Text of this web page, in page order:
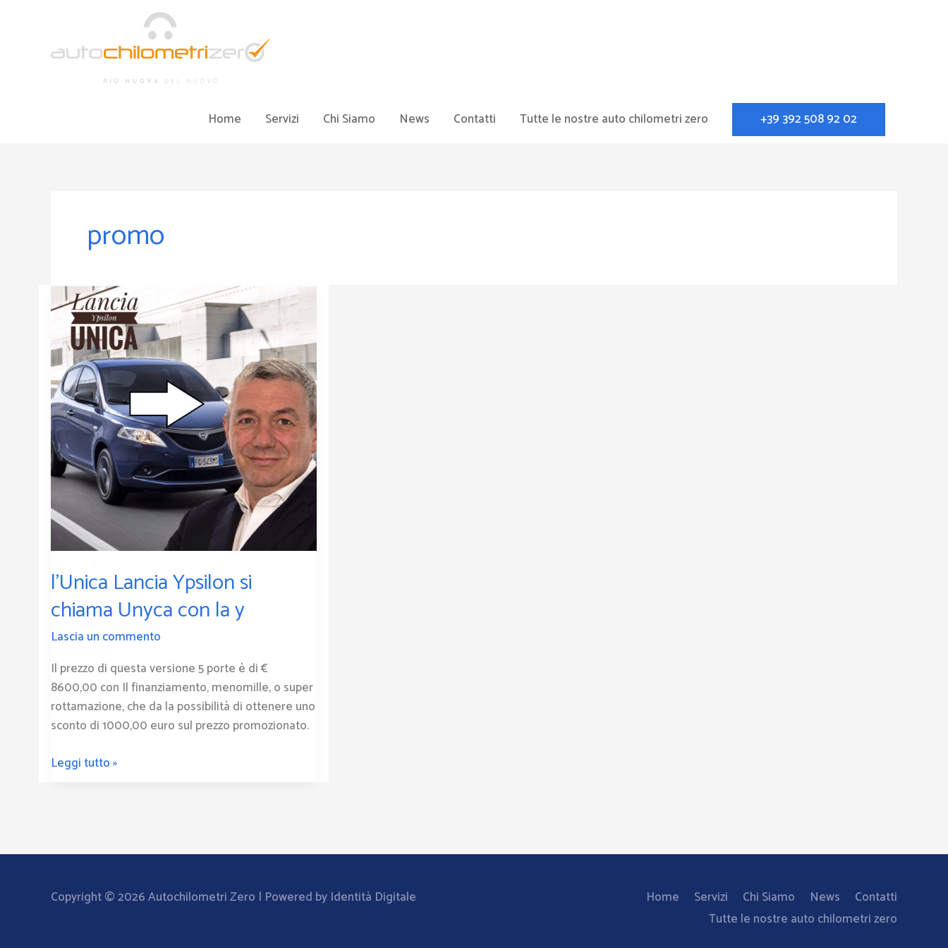
Home Servizi Chi Siamo News Contatti Tutte le nostre auto chilometri zero +39 392 508 92 02
promo
l’Unica Lancia Ypsilon si
chiama Unyca con la y
Lascia un commento
Il prezzo di questa versione 5 porte è di €
8600,00 con Il finanziamento, menomille, o super
rottamazione, che da la possibilità di ottenere uno
sconto di 1000,00 euro sul prezzo promozionato.
l’Unica
Lancia
Ypsilon
si
chiama
Unyca
con
la
y
Leggi tutto »
Copyright © 2026Autochilometri Zero | Powered by Identità Digitale Home Servizi Chi Siamo News
Contatti
Tutte le nostre auto chilometri zero